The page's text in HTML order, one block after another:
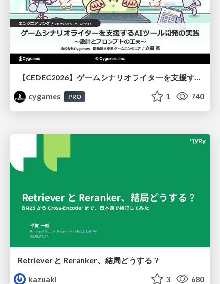
【CEDEC2026】ゲームシナリオライターを支援するAIツール開発の実践 ― 設計とプロンプトの工夫 ―
cygames
PRO 1 740
Retriever と Reranker、結局どうする？
kazuaki
3 680